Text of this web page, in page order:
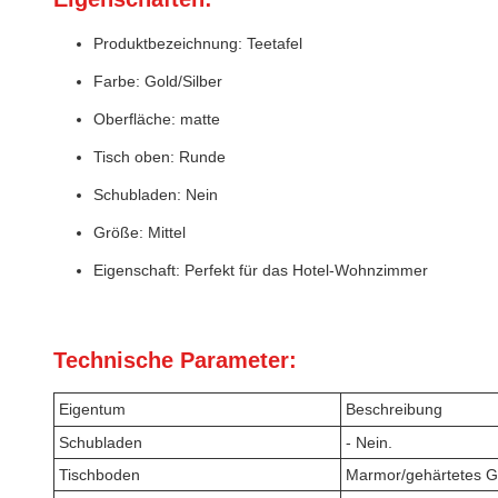
Produktbezeichnung: Teetafel
Farbe: Gold/Silber
Oberfläche: matte
Tisch oben: Runde
Schubladen: Nein
Größe: Mittel
Eigenschaft: Perfekt für das Hotel-Wohnzimmer
Technische Parameter:
Eigentum
Beschreibung
Schubladen
- Nein.
Tischboden
Marmor/gehärtetes